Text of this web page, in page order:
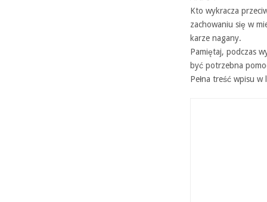
Kto wykracza
zachowaniu się w
karze nagany.
Pamiętaj, podczas
być potrzebna
Pełna treść wpisu